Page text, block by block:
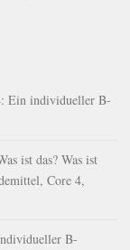
Ein individueller B-
ist das? Was ist
Core 4,
B-